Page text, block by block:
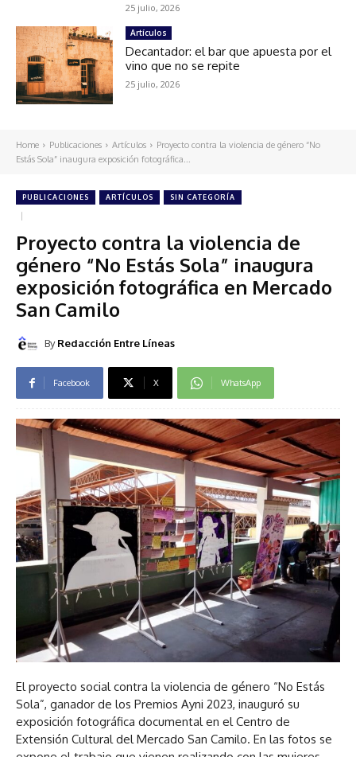
25 julio, 2026
Artículos
Decantador: el bar que apuesta por el
vino que no se repite
25 julio, 2026